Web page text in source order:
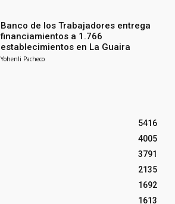
Banco de los Trabajadores entrega
financiamientos a 1.766
establecimientos en La Guaira
Yohenli Pacheco
5416
4005
3791
2135
1692
1613